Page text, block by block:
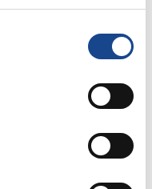
(BO) -